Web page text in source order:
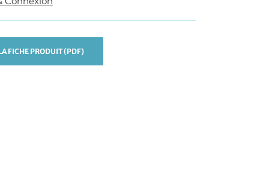
FICHE PRODUIT (PDF)